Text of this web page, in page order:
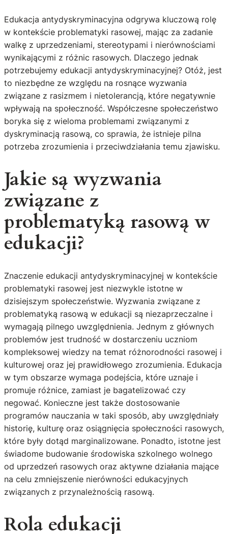
Edukacja antydyskryminacyjna odgrywa kluczową rolę
w kontekście problematyki rasowej, mając za zadanie
walkę z uprzedzeniami, stereotypami i nierównościami
wynikającymi z różnic rasowych. Dlaczego jednak
potrzebujemy edukacji antydyskryminacyjnej? Otóż, jest
to niezbędne ze względu na rosnące wyzwania
związane z rasizmem i nietolerancją, które negatywnie
wpływają na społeczność. Współczesne społeczeństwo
boryka się z wieloma problemami związanymi z
dyskryminacją rasową, co sprawia, że istnieje pilna
potrzeba zrozumienia i przeciwdziałania temu zjawisku.
Jakie są wyzwania
związane z
problematyką rasową w
edukacji?
Znaczenie edukacji antydyskryminacyjnej w kontekście
problematyki rasowej jest niezwykle istotne w
dzisiejszym społeczeństwie. Wyzwania związane z
problematyką rasową w edukacji są niezaprzeczalne i
wymagają pilnego uwzględnienia. Jednym z głównych
problemów jest trudność w dostarczeniu uczniom
kompleksowej wiedzy na temat różnorodności rasowej i
kulturowej oraz jej prawidłowego zrozumienia. Edukacja
w tym obszarze wymaga podejścia, które uznaje i
promuje różnice, zamiast je bagatelizować czy
negować. Konieczne jest także dostosowanie
programów nauczania w taki sposób, aby uwzględniały
historię, kulturę oraz osiągnięcia społeczności rasowych,
które były dotąd marginalizowane. Ponadto, istotne jest
świadome budowanie środowiska szkolnego wolnego
od uprzedzeń rasowych oraz aktywne działania mające
na celu zmniejszenie nierówności edukacyjnych
związanych z przynależnością rasową.
Rola edukacji